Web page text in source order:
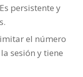
persistente y
el número
sesión y tiene